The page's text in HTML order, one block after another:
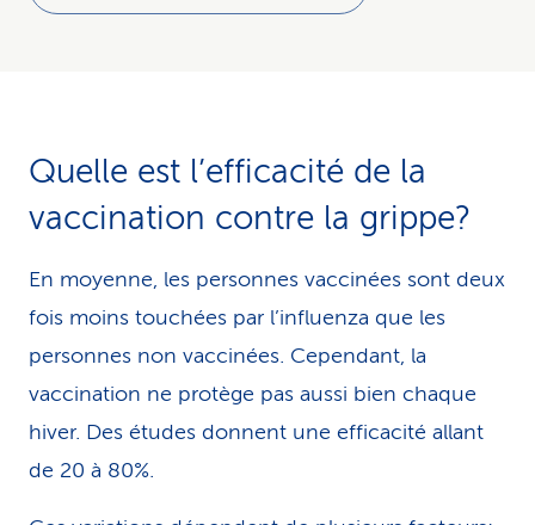
Quelle est l’efficacité de la
vaccination contre la grippe?
En moyenne, les personnes vaccinées sont deux
fois moins touchées par l’influenza que les
personnes non vaccinées. Cependant, la
vaccination ne protège pas aussi bien chaque
hiver. Des études donnent une efficacité allant
de 20 à 80%.